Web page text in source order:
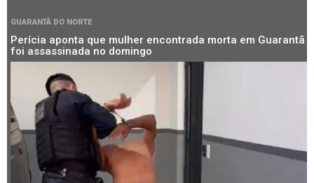
GUARANTÃ DO NORTE
Perícia aponta que mulher encontrada morta em Guarantã
foi assassinada no domingo